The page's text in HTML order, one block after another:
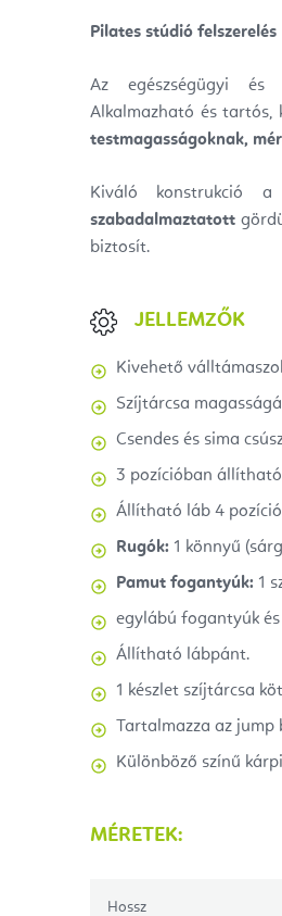
Pilates stúdió felszerelés
Az egészségügyi és
Alkalmazható és tartós,
testmagasságoknak,
Kiváló konstrukció
szabadalmaztatott
biztosít.
JELLEMZŐK
Kivehető
Szíjtárcsa
Csendes és sima
3 pozícióban
Állítható láb 4
Rugók: 1 könnyű
Pamut fogantyúk: 1
egylábú fogantyúk
Állítható lábpánt.
1 készlet szíjtárcsa
Tartalmazza az
Különböző színű
MÉRETEK:
Hossz